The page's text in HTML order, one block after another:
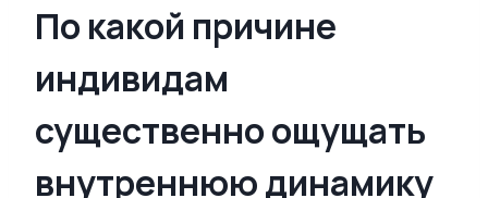
По какой причине
индивидам
существенно ощущать
внутреннюю динамику